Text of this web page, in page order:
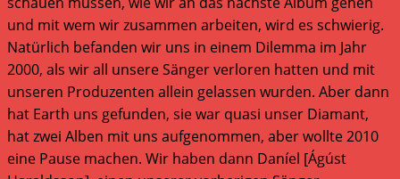
und mit wem wir zusammen arbeiten, wird es schwierig.
Natürlich befanden wir uns in einem Dilemma im Jahr
2000, als wir all unsere Sänger verloren hatten und mit
unseren Produzenten allein gelassen wurden. Aber dann
hat Earth uns gefunden, sie war quasi unser Diamant,
hat zwei Alben mit uns aufgenommen, aber wollte 2010
eine Pause machen. Wir haben dann Daníel [Ágúst